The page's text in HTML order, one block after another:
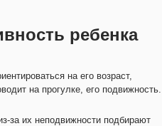
ребенка
на его возраст,
на прогулке, его подвижность.
за их неподвижности подбирают